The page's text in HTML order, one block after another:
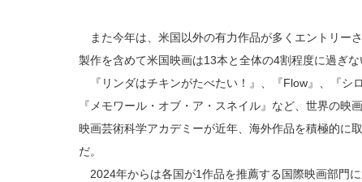
また今年は、米国以外の有力作品が多くエントリー
製作を含めて米国映画は13本と全体の4割程度に過ぎな
『リンダはチキンがたべたい！』、『Flow』、『シ
『メモワール・オブ・ア・スネイル』など、世界の映
映画芸術科学アカデミーが近年、海外作品を積極的に
だ。
2024年からは各国が1作品を推薦する国際映画部門